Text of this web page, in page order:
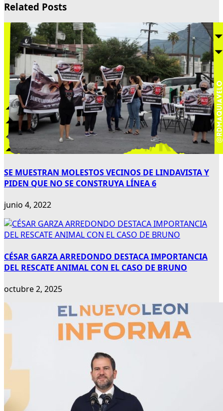
Related Posts
SE MUESTRAN MOLESTOS VECINOS DE LINDAVISTA Y
PIDEN QUE NO SE CONSTRUYA LÍNEA 6
junio 4, 2022
CÉSAR GARZA ARREDONDO DESTACA IMPORTANCIA
DEL RESCATE ANIMAL CON EL CASO DE BRUNO
octubre 2, 2025